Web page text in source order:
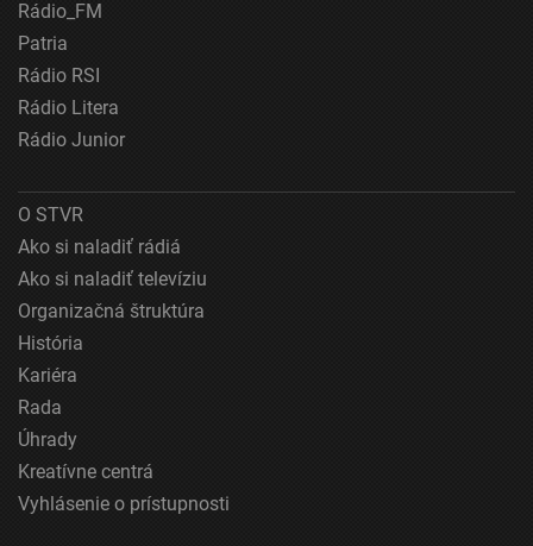
Rádio_FM
Patria
Rádio RSI
Rádio Litera
Rádio Junior
O STVR
Ako si naladiť rádiá
Ako si naladiť televíziu
Organizačná štruktúra
História
Kariéra
Rada
Úhrady
Kreatívne centrá
Vyhlásenie o prístupnosti